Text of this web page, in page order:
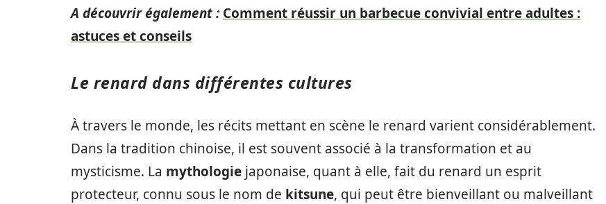
A découvrir également : Comment réussir un barbecue convivial entre adultes :
astuces et conseils
Le renard dans différentes cultures
À travers le monde, les récits mettant en scène le renard varient considérablement.
Dans la tradition chinoise, il est souvent associé à la transformation et au
mysticisme. La mythologie japonaise, quant à elle, fait du renard un esprit
protecteur, connu sous le nom de kitsune, qui peut être bienveillant ou malveillant